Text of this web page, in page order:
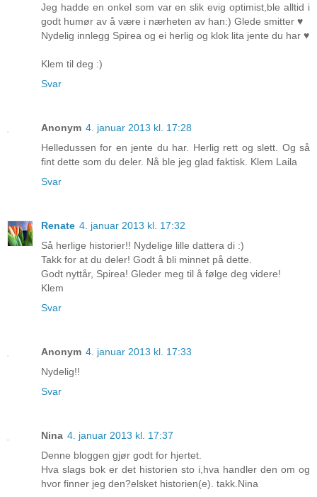
Jeg hadde en onkel som var en slik evig optimist,ble alltid i
godt humør av å være i nærheten av han:) Glede smitter ♥
Nydelig innlegg Spirea og ei herlig og klok lita jente du har ♥
Klem til deg :)
Svar
Anonym 4. januar 2013 kl. 17:28
Helledussen for en jente du har. Herlig rett og slett. Og så
fint dette som du deler. Nå ble jeg glad faktisk. Klem Laila
Svar
Renate 4. januar 2013 kl. 17:32
Så herlige historier!! Nydelige lille dattera di :)
Takk for at du deler! Godt å bli minnet på dette.
Godt nyttår, Spirea! Gleder meg til å følge deg videre!
Klem
Svar
Anonym 4. januar 2013 kl. 17:33
Nydelig!!
Svar
Nina 4. januar 2013 kl. 17:37
Denne bloggen gjør godt for hjertet.
Hva slags bok er det historien sto i,hva handler den om og
hvor finner jeg den?elsket historien(e). takk.Nina